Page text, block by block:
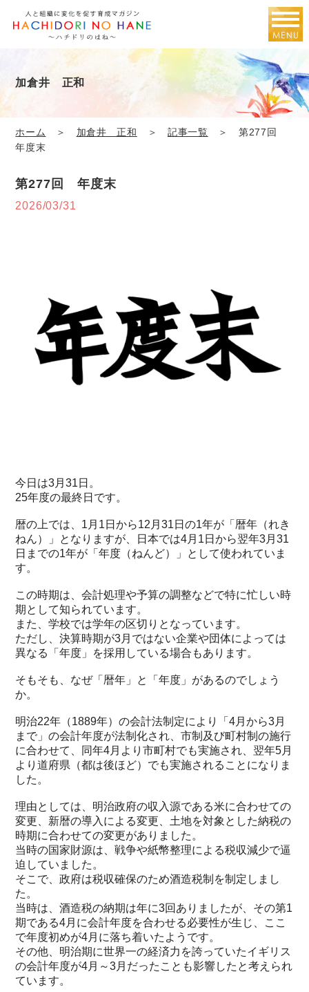
加倉井 正和
ホーム ＞ 加倉井 正和 ＞ 記事一覧 ＞ 第277回
年度末
第277回 年度末
2026/03/31
今日は3月31日。
25年度の最終日です。
暦の上では、1月1日から12月31日の1年が「暦年（れき
ねん）」となりますが、日本では4月1日から翌年3月31
日までの1年が「年度（ねんど）」として使われていま
す。
この時期は、会計処理や予算の調整などで特に忙しい時
期として知られています。
また、学校では学年の区切りとなっています。
ただし、決算時期が3月ではない企業や団体によっては
異なる「年度」を採用している場合もあります。
そもそも、なぜ「暦年」と「年度」があるのでしょう
か。
明治22年（1889年）の会計法制定により「4月から3月
まで」の会計年度が法制化され、市制及び町村制の施行
に合わせて、同年4月より市町村でも実施され、翌年5月
より道府県（都は後ほど）でも実施されることになりま
した。
理由としては、明治政府の収入源である米に合わせての
変更、新暦の導入による変更、土地を対象とした納税の
時期に合わせての変更がありました。
当時の国家財源は、戦争や紙幣整理による税収減少で逼
迫していました。
そこで、政府は税収確保のため酒造税制を制定しまし
た。
当時は、酒造税の納期は年に3回ありましたが、その第1
期である4月に会計年度を合わせる必要性が生じ、ここ
で年度初めが4月に落ち着いたようです。
その他、明治期に世界一の経済力を誇っていたイギリス
の会計年度が4月～3月だったことも影響したと考えられ
ています。